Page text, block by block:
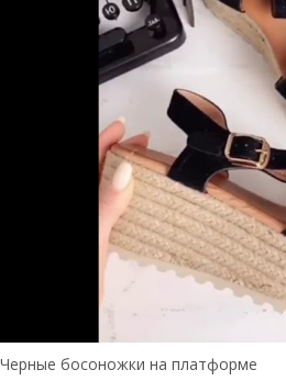
Черные босоножки на платформе